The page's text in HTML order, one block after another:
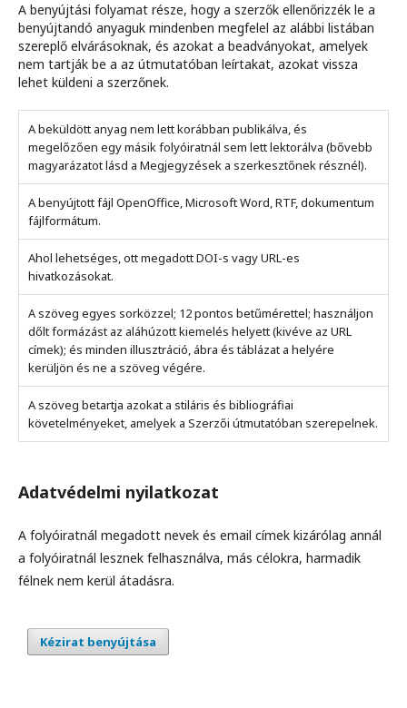
A benyújtási folyamat része, hogy a szerzők ellenőrizzék le a
benyújtandó anyaguk mindenben megfelel az alábbi listában
szereplő elvárásoknak, és azokat a beadványokat, amelyek
nem tartják be a az útmutatóban leírtakat, azokat vissza
lehet küldeni a szerzőnek.
A beküldött anyag nem lett korábban publikálva, és
megelőzően egy másik folyóiratnál sem lett lektorálva (bővebb
magyarázatot lásd a Megjegyzések a szerkesztőnek résznél).
A benyújtott fájl OpenOffice, Microsoft Word, RTF, dokumentum
fájlformátum.
Ahol lehetséges, ott megadott DOI-s vagy URL-es
hivatkozásokat.
A szöveg egyes sorközzel; 12 pontos betűmérettel; használjon
dőlt formázást az aláhúzott kiemelés helyett (kivéve az URL
címek); és minden illusztráció, ábra és táblázat a helyére
kerüljön és ne a szöveg végére.
A szöveg betartja azokat a stiláris és bibliográfiai
követelményeket, amelyek a Szerzői útmutatóban szerepelnek.
Adatvédelmi nyilatkozat
A folyóiratnál megadott nevek és email címek kizárólag annál
a folyóiratnál lesznek felhasználva, más célokra, harmadik
félnek nem kerül átadásra.
Kézirat benyújtása